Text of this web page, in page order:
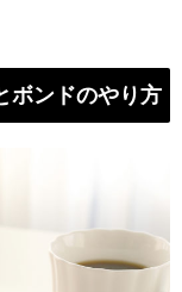
ボンドのやり方